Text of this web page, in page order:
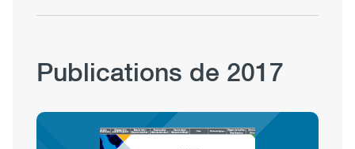
Publications de 2017
Image